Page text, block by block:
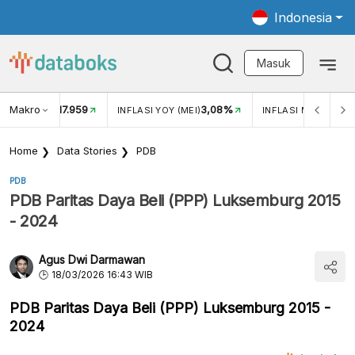
Indonesia
Masuk
Makro
USD/IDR 17.959 INFLASI YOY (MEI)3,08% INFLASI MOM (MEI)
Home Data Stories PDB
PDB
PDB Paritas Daya Beli (PPP) Luksemburg 2015
- 2024
Agus Dwi Darmawan
18/03/2026 16:43 WIB
PDB Paritas Daya Beli (PPP) Luksemburg 2015 -
2024